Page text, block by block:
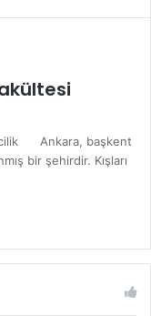
Ankara, başkent
bir şehirdir. Kışları